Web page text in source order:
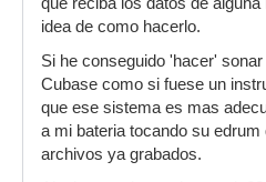
idea de como hacerlo.
Si he conseguido 'hacer'
Cubase como si fuese un
que ese sistema es mas
a mi bateria tocando su edrum
archivos ya grabados.